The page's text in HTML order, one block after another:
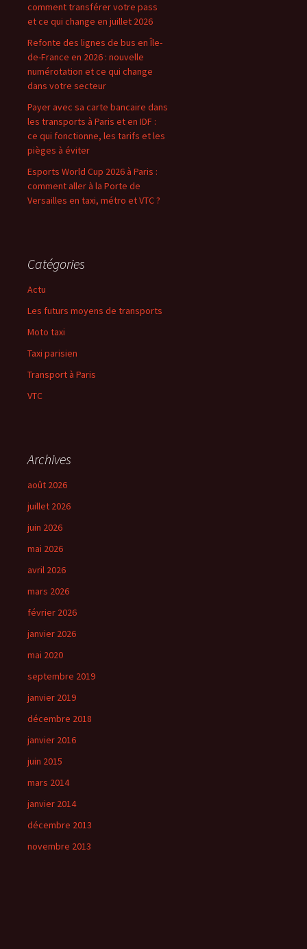
comment transférer votre pass
et ce qui change en juillet 2026
Refonte des lignes de bus en Île-
de-France en 2026 : nouvelle
numérotation et ce qui change
dans votre secteur
Payer avec sa carte bancaire dans
les transports à Paris et en IDF :
ce qui fonctionne, les tarifs et les
pièges à éviter
Esports World Cup 2026 à Paris :
comment aller à la Porte de
Versailles en taxi, métro et VTC ?
Catégories
Actu
Les futurs moyens de transports
Moto taxi
Taxi parisien
Transport à Paris
VTC
Archives
août 2026
juillet 2026
juin 2026
mai 2026
avril 2026
mars 2026
février 2026
janvier 2026
mai 2020
septembre 2019
janvier 2019
décembre 2018
janvier 2016
juin 2015
mars 2014
janvier 2014
décembre 2013
novembre 2013